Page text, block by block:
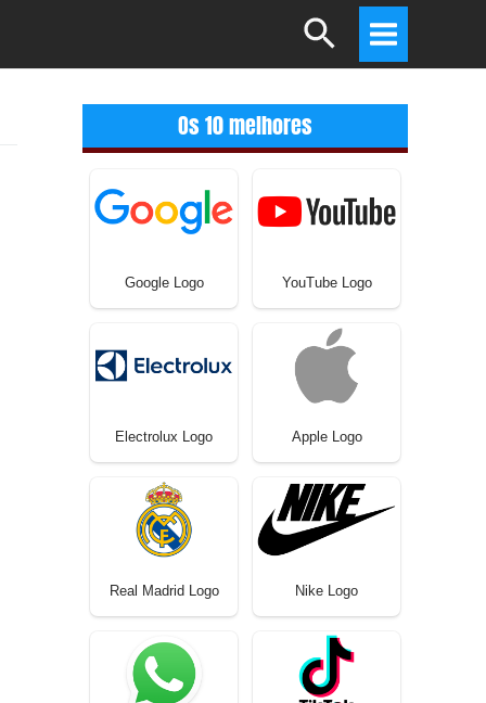
Search
Main
Menu
Os 10 melhores
Google Logo YouTube Logo
Electrolux Logo Apple Logo
Real Madrid Logo Nike Logo